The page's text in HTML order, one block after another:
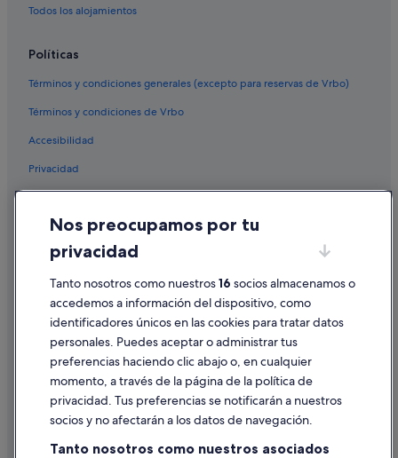
Todos los alojamientos
Políticas
Términos y condiciones generales (excepto para reservas de Vrbo)
Términos y condiciones de Vrbo
Accesibilidad
Privacidad
Condiciones de uso
Información legal/contacto
Pautas sobre el contenido y cómo denunciar contenido
Ayuda
Cancelar un vuelo
Cancelar una reserva de hotel o de un alquiler vacacional
Nos preocupamos por tu
privacidad
Tanto nosotros como nuestros16 socios almacenamos o
accedemos a información del dispositivo, como
identificadores únicos en las cookies para tratar datos
personales. Puedes aceptar o administrar tus
preferencias haciendo clic abajo o, en cualquier
momento, a través de la página de la política de
privacidad. Tus preferencias se notificarán a nuestros
socios y no afectarán a los datos de navegación.
Tanto nosotros como nuestros asociados